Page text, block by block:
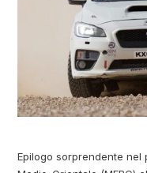
Epilogo sorprendente nel